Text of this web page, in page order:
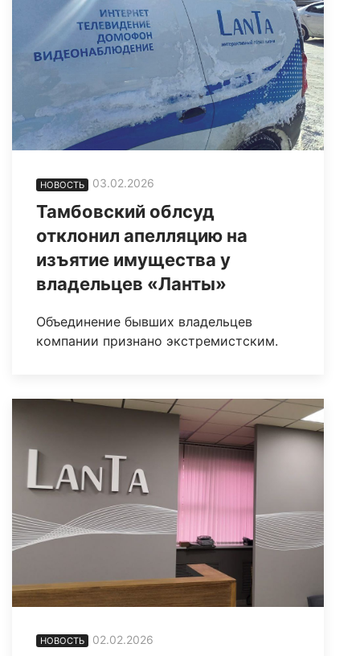
НОВОСТЬ 03.02.2026
Тамбовский облсуд
отклонил апелляцию на
изъятие имущества у
владельцев «Ланты»
Объединение бывших владельцев
компании признано экстремистским.
НОВОСТЬ 02.02.2026